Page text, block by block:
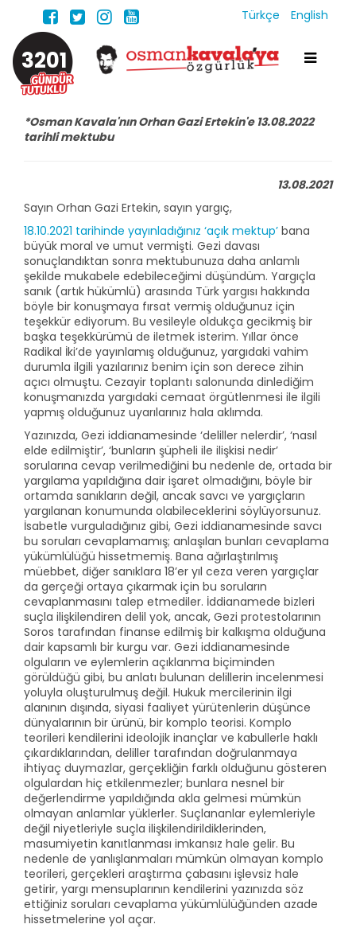
Türkçe English
3201
*Osman Kavala'nın Orhan Gazi Ertekin'e 13.08.2022
tarihli mektubu
13.08.2021
Sayın Orhan Gazi Ertekin, sayın yargıç,
18.10.2021 tarihinde yayınladığınız ‘açık mektup’ bana
büyük moral ve umut vermişti. Gezi davası
sonuçlandıktan sonra mektubunuza daha anlamlı
şekilde mukabele edebileceğimi düşündüm. Yargıçla
sanık (artık hükümlü) arasında Türk yargısı hakkında
böyle bir konuşmaya fırsat vermiş olduğunuz için
teşekkür ediyorum. Bu vesileyle oldukça gecikmiş bir
başka teşekkürümü de iletmek isterim. Yıllar önce
Radikal İki’de yayınlamış olduğunuz, yargıdaki vahim
durumla ilgili yazılarınız benim için son derece zihin
açıcı olmuştu. Cezayir toplantı salonunda dinlediğim
konuşmanızda yargıdaki cemaat örgütlenmesi ile ilgili
yapmış olduğunuz uyarılarınız hala aklımda.
Yazınızda, Gezi iddianamesinde ‘deliller nelerdir’, ‘nasıl
elde edilmiştir’, ‘bunların şüpheli ile ilişkisi nedir’
sorularına cevap verilmediğini bu nedenle de, ortada bir
yargılama yapıldığına dair işaret olmadığını, böyle bir
ortamda sanıkların değil, ancak savcı ve yargıçların
yargılanan konumunda olabileceklerini söylüyorsunuz.
İsabetle vurguladığınız gibi, Gezi iddianamesinde savcı
bu soruları cevaplamamış; anlaşılan bunları cevaplama
yükümlülüğü hissetmemiş. Bana ağırlaştırılmış
müebbet, diğer sanıklara 18’er yıl ceza veren yargıçlar
da gerçeği ortaya çıkarmak için bu soruların
cevaplanmasını talep etmediler. İddianamede bizleri
suçla ilişkilendiren delil yok, ancak, Gezi protestolarının
Soros tarafından finanse edilmiş bir kalkışma olduğuna
dair kapsamlı bir kurgu var. Gezi iddianamesinde
olguların ve eylemlerin açıklanma biçiminden
görüldüğü gibi, bu anlatı bulunan delillerin incelenmesi
yoluyla oluşturulmuş değil. Hukuk mercilerinin ilgi
alanının dışında, siyasi faaliyet yürütenlerin düşünce
dünyalarının bir ürünü, bir komplo teorisi. Komplo
teorileri kendilerini ideolojik inançlar ve kabullerle haklı
çıkardıklarından, deliller tarafından doğrulanmaya
ihtiyaç duymazlar, gerçekliğin farklı olduğunu gösteren
olgulardan hiç etkilenmezler; bunlara nesnel bir
değerlendirme yapıldığında akla gelmesi mümkün
olmayan anlamlar yüklerler. Suçlananlar eylemleriyle
değil niyetleriyle suçla ilişkilendirildiklerinden,
masumiyetin kanıtlanması imkansız hale gelir. Bu
nedenle de yanlışlanmaları mümkün olmayan komplo
teorileri, gerçekleri araştırma çabasını işlevsiz hale
getirir, yargı mensuplarının kendilerini yazınızda söz
ettiğiniz soruları cevaplama yükümlülüğünden azade
hissetmelerine yol açar.